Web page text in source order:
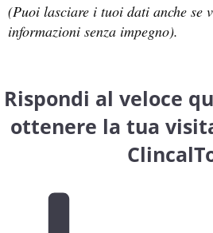
(Puoi lasciare i tuoi dati anche se
informazioni senza impegno).
Rispondi al veloce
ottenere la tua